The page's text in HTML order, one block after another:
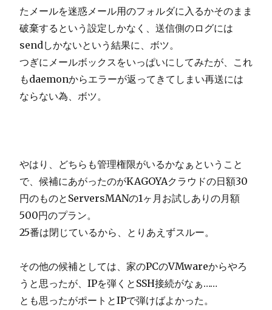
たメールを迷惑メール用のフォルダに入るかそのまま
破棄するという設定しかなく、送信側のログには
sendしかないという結果に、ボツ。
つぎにメールボックスをいっぱいにしてみたが、これ
もdaemonからエラーが返ってきてしまい再送には
ならない為、ボツ。
やはり、どちらも管理権限がいるかなぁということ
で、候補にあがったのがKAGOYAクラウドの日額30
円のものとServersMANの1ヶ月お試しありの月額
500円のプラン。
25番は閉じているから、とりあえずスルー。
その他の候補としては、家のPCのVMwareからやろ
うと思ったが、IPを弾くとSSH接続がなぁ……
とも思ったがポートとIPで弾けばよかった。